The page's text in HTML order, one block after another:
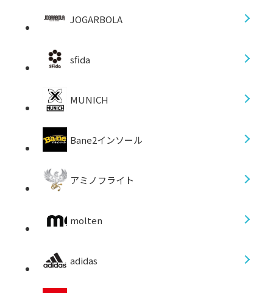
JOGARBOLA
sfida
MUNICH
Bane2インソール
アミノフライト
molten
adidas